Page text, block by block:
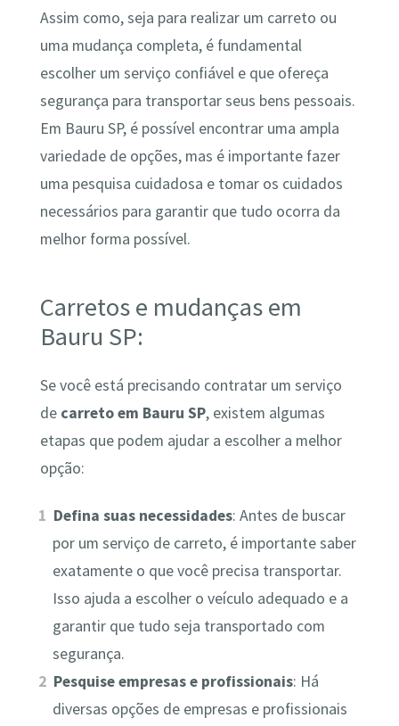
Assim como, seja para realizar um carreto ou
uma mudança completa, é fundamental
escolher um serviço confiável e que ofereça
segurança para transportar seus bens pessoais.
Em Bauru SP, é possível encontrar uma ampla
variedade de opções, mas é importante fazer
uma pesquisa cuidadosa e tomar os cuidados
necessários para garantir que tudo ocorra da
melhor forma possível.
Carretos e mudanças em
Bauru SP:
Se você está precisando contratar um serviço
de carreto em Bauru SP, existem algumas
etapas que podem ajudar a escolher a melhor
opção:
Defina suas necessidades: Antes de buscar
por um serviço de carreto, é importante saber
exatamente o que você precisa transportar.
Isso ajuda a escolher o veículo adequado e a
garantir que tudo seja transportado com
segurança.
Pesquise empresas e profissionais: Há
diversas opções de empresas e profissionais